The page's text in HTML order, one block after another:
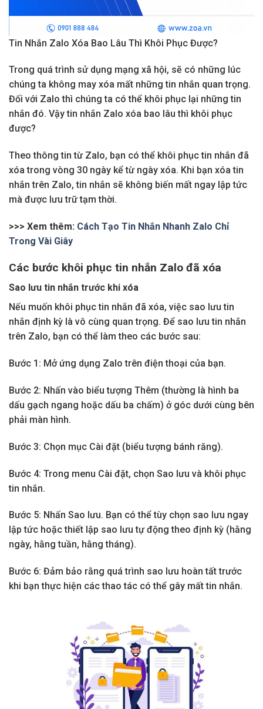
Tin Nhắn Zalo Xóa Bao Lâu Thì Khôi Phục Được?
Trong quá trình sử dụng mạng xã hội, sẽ có những lúc
chúng ta không may xóa mất những tin nhắn quan trọng.
Đối với Zalo thì chúng ta có thể khôi phục lại những tin
nhắn đó. Vậy tin nhắn Zalo xóa bao lâu thì khôi phục
được?
Theo thông tin từ Zalo, bạn có thể khôi phục tin nhắn đã
xóa trong vòng 30 ngày kể từ ngày xóa. Khi bạn xóa tin
nhắn trên Zalo, tin nhắn sẽ không biến mất ngay lập tức
mà được lưu trữ tạm thời.
>>> Xem thêm: Cách Tạo Tin Nhắn Nhanh Zalo Chỉ
Trong Vài Giây
Các bước khôi phục tin nhắn Zalo đã xóa
Sao lưu tin nhắn trước khi xóa
Nếu muốn khôi phục tin nhắn đã xóa, việc sao lưu tin
nhắn định kỳ là vô cùng quan trọng. Để sao lưu tin nhắn
trên Zalo, bạn có thể làm theo các bước sau:
Bước 1: Mở ứng dụng Zalo trên điện thoại của bạn.
Bước 2: Nhấn vào biểu tượng Thêm (thường là hình ba
dấu gạch ngang hoặc dấu ba chấm) ở góc dưới cùng bên
phải màn hình.
Bước 3: Chọn mục Cài đặt (biểu tượng bánh răng).
Bước 4: Trong menu Cài đặt, chọn Sao lưu và khôi phục
tin nhắn.
Bước 5: Nhấn Sao lưu. Bạn có thể tùy chọn sao lưu ngay
lập tức hoặc thiết lập sao lưu tự động theo định kỳ (hằng
ngày, hằng tuần, hằng tháng).
Bước 6: Đảm bảo rằng quá trình sao lưu hoàn tất trước
khi bạn thực hiện các thao tác có thể gây mất tin nhắn.